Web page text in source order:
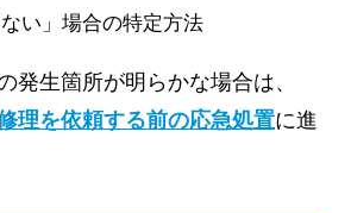
ない」場合の特定方法
発生箇所が明らかな場合は、
理を依頼する前の応急処置に進